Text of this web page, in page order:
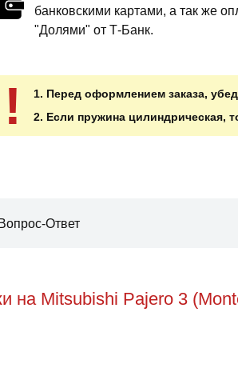
банковскими картами, а так же
"Долями" от Т-Банк.
!
1. Перед оформлением заказа,
2. Если пружина цилиндрическая,
Вопрос-Ответ
Mitsubishi Pajero 3